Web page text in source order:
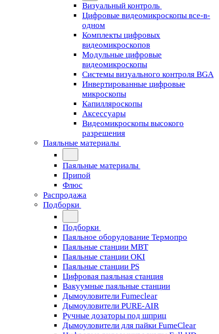
Визуальный контроль
Цифровые видеомикроскопы все-в-
одном
Комплекты цифровых
видеомикроскопов
Модульные цифровые
видеомикроскопы
Cистемы визуального контроля BGA
Инвертированные цифровые
микроскопы
Капилляроскопы
Аксессуары
Видеомикроскопы высокого
разрешения
Паяльные материалы
Паяльные материалы
Припой
Флюс
Распродажа
Подборки
Подборки
Паяльное оборудование Термопро
Паяльные станции MBT
Паяльные станции OKI
Паяльные станции PS
Цифровая паяльная станция
Вакуумные паяльные станции
Дымоуловители Fumeclear
Дымоуловители PURE-AIR
Ручные дозаторы под шприц
Дымоуловители для пайки FumeClear